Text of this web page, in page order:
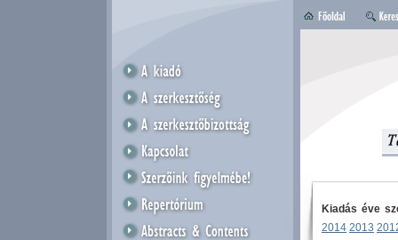
Kiadás éve
2014 2013